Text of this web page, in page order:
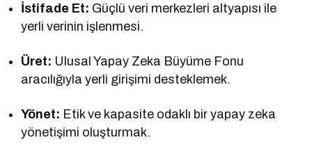
İstifade Et: Güçlü veri merkezleri altyapısı ile
yerli verinin işlenmesi.
Üret: Ulusal Yapay Zeka Büyüme Fonu
aracılığıyla yerli girişimi desteklemek.
Yönet: Etik ve kapasite odaklı bir yapay zeka
yönetişimi oluşturmak.